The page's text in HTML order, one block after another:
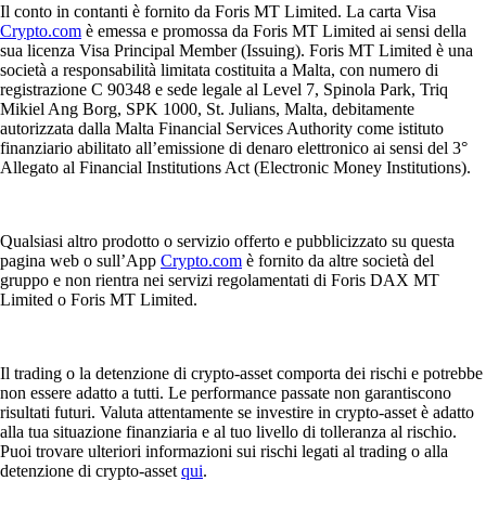
Il conto in contanti è fornito da Foris MT Limited. La carta Visa
Crypto.com è emessa e promossa da Foris MT Limited ai sensi della
sua licenza Visa Principal Member (Issuing). Foris MT Limited è una
società a responsabilità limitata costituita a Malta, con numero di
registrazione C 90348 e sede legale al Level 7, Spinola Park, Triq
Mikiel Ang Borg, SPK 1000, St. Julians, Malta, debitamente
autorizzata dalla Malta Financial Services Authority come istituto
finanziario abilitato all’emissione di denaro elettronico ai sensi del 3°
Allegato al Financial Institutions Act (Electronic Money Institutions).
Qualsiasi altro prodotto o servizio offerto e pubblicizzato su questa
pagina web o sull’App Crypto.com è fornito da altre società del
gruppo e non rientra nei servizi regolamentati di Foris DAX MT
Limited o Foris MT Limited.
Il trading o la detenzione di crypto-asset comporta dei rischi e potrebbe
non essere adatto a tutti. Le performance passate non garantiscono
risultati futuri. Valuta attentamente se investire in crypto-asset è adatto
alla tua situazione finanziaria e al tuo livello di tolleranza al rischio.
Puoi trovare ulteriori informazioni sui rischi legati al trading o alla
detenzione di crypto-asset qui.